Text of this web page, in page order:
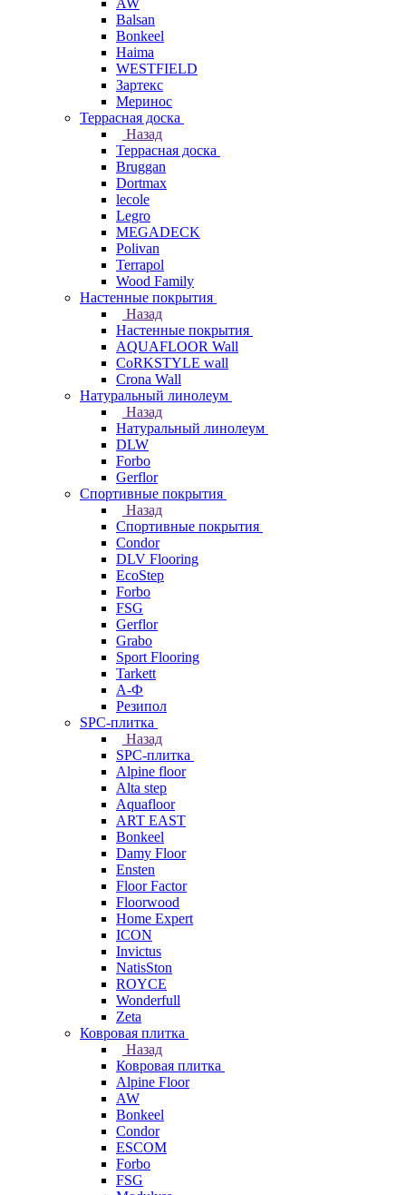
AW
Balsan
Bonkeel
Haima
WESTFIELD
Зартекс
Меринос
Террасная доска
Назад
Террасная доска
Bruggan
Dortmax
lecole
Legro
MEGADECK
Polivan
Terrapol
Wood Family
Настенные покрытия
Назад
Настенные покрытия
AQUAFLOOR Wall
CoRKSTYLE wall
Crona Wall
Натуральный линолеум
Назад
Натуральный линолеум
DLW
Forbo
Gerflor
Спортивные покрытия
Назад
Спортивные покрытия
Condor
DLV Flooring
EcoStep
Forbo
FSG
Gerflor
Grabo
Sport Flooring
Tarkett
А-Ф
Резипол
SPC-плитка
Назад
SPC-плитка
Alpine floor
Alta step
Aquafloor
ART EAST
Bonkeel
Damy Floor
Ensten
Floor Factor
Floorwood
Home Expert
ICON
Invictus
NatisSton
ROYCE
Wonderfull
Zeta
Ковровая плитка
Назад
Ковровая плитка
Alpine Floor
AW
Bonkeel
Condor
ESCOM
Forbo
FSG